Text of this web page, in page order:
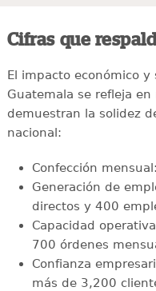
Cifras que
El impacto económico
Guatemala se refleja
demuestran la solidez
nacional:
Confección
Generación de
directos y 400
Capacidad
700 órdenes
Confianza
más de 3,200